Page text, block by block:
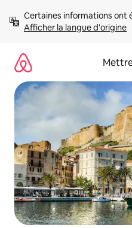
directement
Afficher la langue d'origine